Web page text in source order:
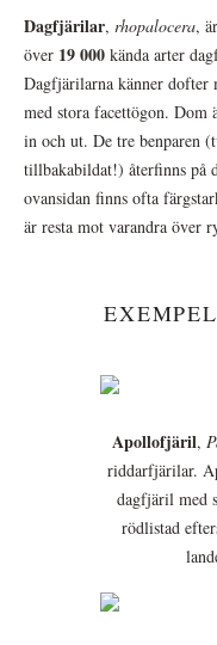
Dagfjärilar, rhopalocera,
över 19 000 kända arter
Dagfjärilarna känner dofter
med stora facettögon. Dom
in och ut. De tre benparen
tillbakabildat!) återfinns på
ovansidan finns ofta
är resta mot varandra över
Apollofjäril,
riddarfjärilar.
dagfjäril med
rödlistad